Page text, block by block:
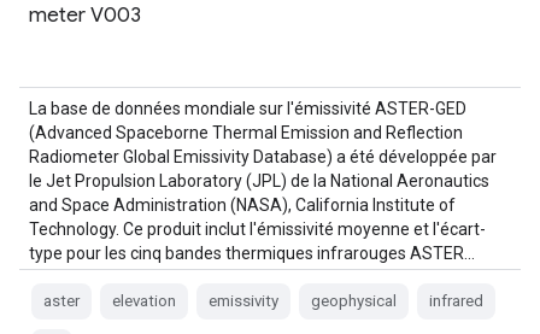
meter V003
La base de données mondiale sur l'émissivité ASTER-GED
(Advanced Spaceborne Thermal Emission and Reflection
Radiometer Global Emissivity Database) a été développée par
le Jet Propulsion Laboratory (JPL) de la National Aeronautics
and Space Administration (NASA), California Institute of
Technology. Ce produit inclut l'émissivité moyenne et l'écart-
type pour les cinq bandes thermiques infrarouges ASTER…
aster elevation emissivity geophysical infrared